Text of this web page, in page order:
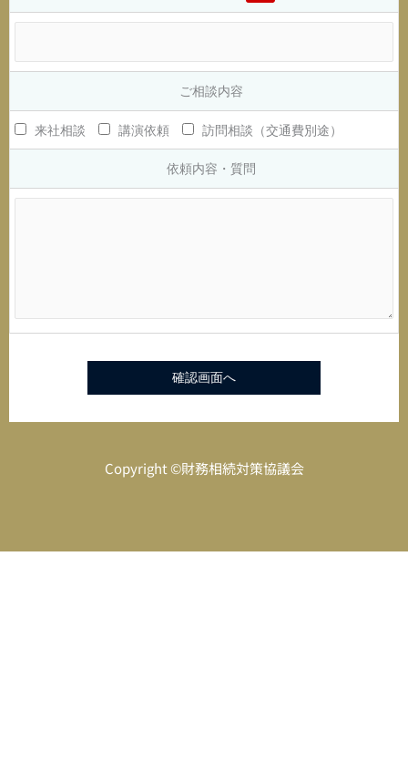
ご相談内容
来社相談 講演依頼 訪問相談（交通費別途）
依頼内容・質問
Copyright ©財務相続対策協議会